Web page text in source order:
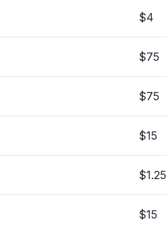
$4
$75
$75
$15
$1.25
$15